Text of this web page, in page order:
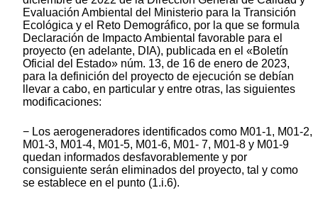
Evaluación Ambiental del Ministerio para la Transición
Ecológica y el Reto Demográfico, por la que se formula
Declaración de Impacto Ambiental favorable para el
proyecto (en adelante, DIA), publicada en el «Boletín
Oficial del Estado» núm. 13, de 16 de enero de 2023,
para la definición del proyecto de ejecución se debían
llevar a cabo, en particular y entre otras, las siguientes
modificaciones:
− Los aerogeneradores identificados como M01-1, M01-2,
M01-3, M01-4, M01-5, M01-6, M01- 7, M01-8 y M01-9
quedan informados desfavorablemente y por
consiguiente serán eliminados del proyecto, tal y como
se establece en el punto (1.i.6).